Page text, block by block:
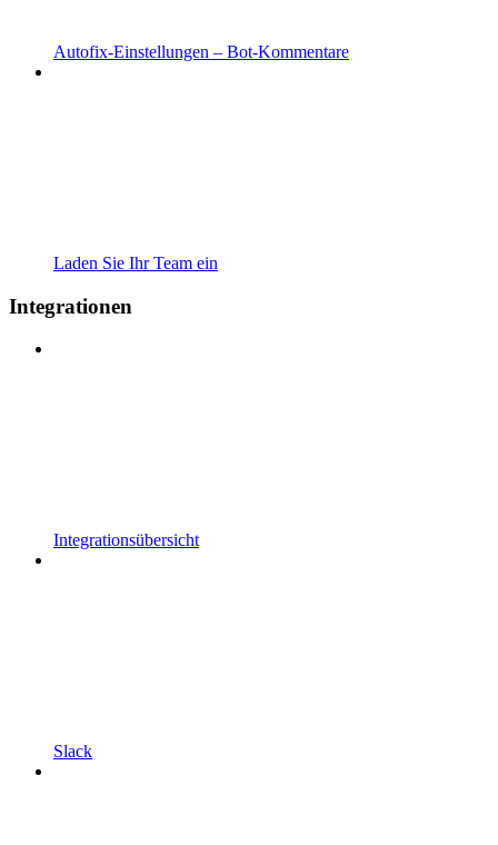
Autofix-Einstellungen – Bot-Kommentare
Laden Sie Ihr Team ein
Integrationen
Integrationsübersicht
Slack